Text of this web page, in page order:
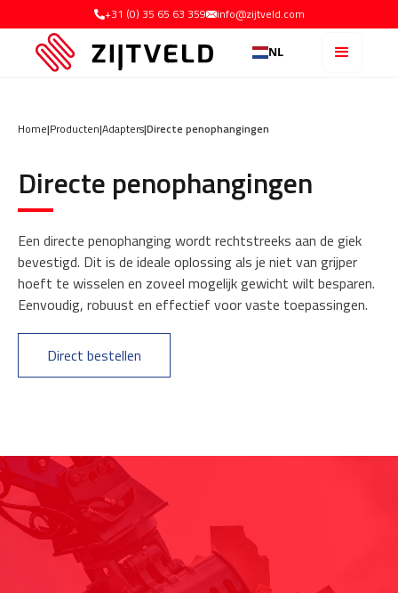
+31 (0) 35 65 63 359 info@zijtveld.com
NL
Home|Producten|Adapters|Directe penophangingen
Directe penophangingen
Een directe penophanging wordt rechtstreeks aan de giek
bevestigd. Dit is de ideale oplossing als je niet van grijper
hoeft te wisselen en zoveel mogelijk gewicht wilt besparen.
Eenvoudig, robuust en effectief voor vaste toepassingen.
Direct bestellen